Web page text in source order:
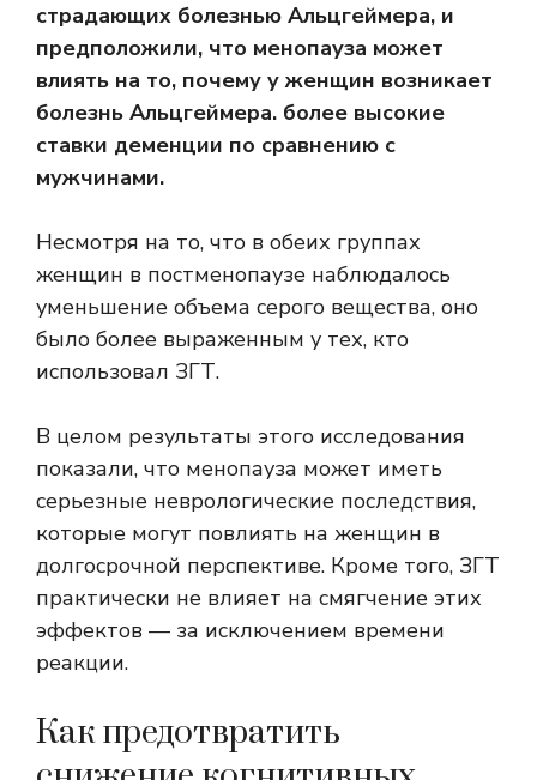
страдающих болезнью Альцгеймера, и
предположили, что менопауза может
влиять на то, почему у женщин возникает
болезнь Альцгеймера. более высокие
ставки деменции по сравнению с
мужчинами.
Несмотря на то, что в обеих группах
женщин в постменопаузе наблюдалось
уменьшение объема серого вещества, оно
было более выраженным у тех, кто
использовал ЗГТ.
В целом результаты этого исследования
показали, что менопауза может иметь
серьезные неврологические последствия,
которые могут повлиять на женщин в
долгосрочной перспективе. Кроме того, ЗГТ
практически не влияет на смягчение этих
эффектов — за исключением времени
реакции.
Как предотвратить